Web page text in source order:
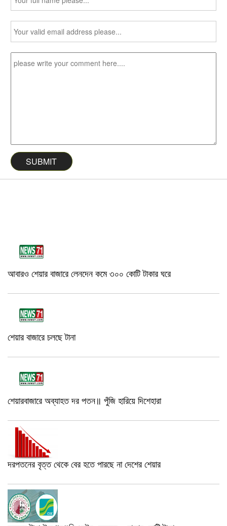
আবারও শেয়ার বাজারে লেনদেন কমে ৩০০ কোটি টাকার ঘরে
শেয়ার বাজারে চলছে টানা
শেয়ারবাজারে অব্যাহত দর পতন॥ পুঁজি হারিয়ে দিশেহারা
দরপতনের বৃত্ত থেকে বের হতে পারছে না দেশের শেয়ার